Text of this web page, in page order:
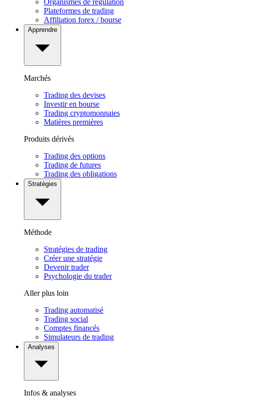
Organismes de régulation
Plateformes de trading
Affiliation forex / bourse
Apprendre
Marchés
Trading des devises
Investir en bourse
Trading cryptomonnaies
Matières premières
Produits dérivés
Trading des options
Trading de futures
Trading des obligations
Stratégies
Méthode
Stratégies de trading
Créer une stratégie
Devenir trader
Psychologie du trader
Aller plus loin
Trading automatisé
Trading social
Comptes financés
Simulateurs de trading
Analyses
Infos & analyses